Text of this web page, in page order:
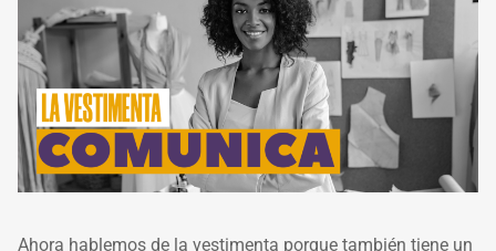
Ahora hablemos de la vestimenta porque también tiene un